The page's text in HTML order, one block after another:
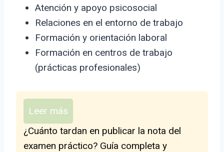
Atención y apoyo psicosocial
Relaciones en el entorno de trabajo
Formación y orientación laboral
Formación en centros de trabajo
(prácticas profesionales)
Leer más
¿Cuánto tardan en publicar la nota del
examen práctico? Guía completa y